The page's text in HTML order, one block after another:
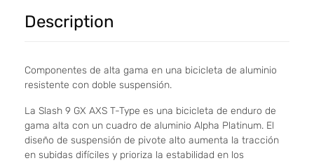
Description
Componentes de alta gama en una bicicleta de aluminio
resistente con doble suspensión.
La Slash 9 GX AXS T-Type es una bicicleta de enduro de
gama alta con un cuadro de aluminio Alpha Platinum. El
diseño de suspensión de pivote alto aumenta la tracción
en subidas difíciles y prioriza la estabilidad en los